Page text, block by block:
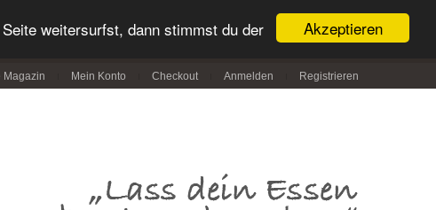
Akzeptieren
weitersurfst, dann stimmst du der
Magazin Mein Konto Checkout Anmelden Registrieren